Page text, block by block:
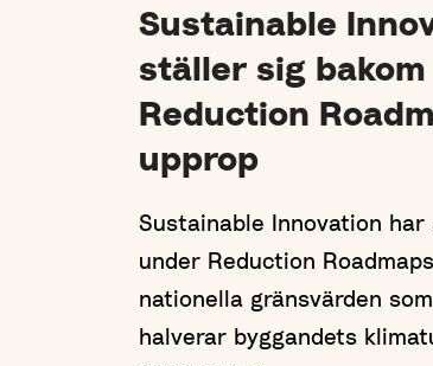
Sustainable
ställer sig bakom
Reduction
upprop
Sustainable Innovation
under Reduction
nationella gränsvärden
halverar byggandets